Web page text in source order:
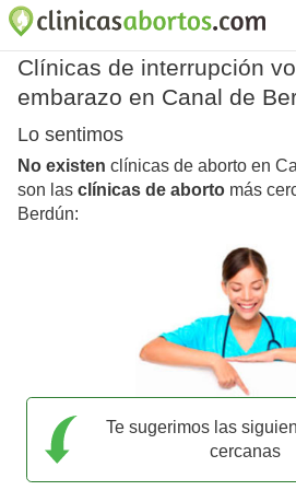
Clínicas de interrupción
embarazo en Canal de
Lo sentimos
No existen clínicas de aborto en
son las clínicas de aborto más
Berdún:
Te sugerimos las
cercanas